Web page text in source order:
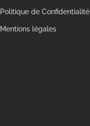
Politique de Confidentialité
Mentions légales